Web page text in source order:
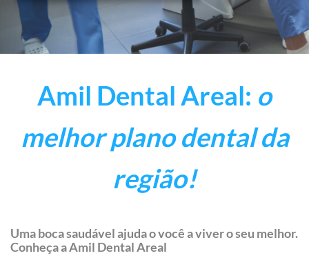
Amil Dental Areal: o
melhor plano dental da
região!
Uma boca saudável ajuda o você a viver o seu melhor.
Conheça a Amil Dental Areal